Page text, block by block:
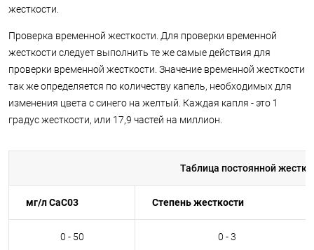
жесткости.
Проверка временной жесткости. Для проверки временной
жесткости следует выполнить те же самые действия для
проверки временной жесткости. Значение временной жесткости
так же определяется по количеству капель, необходимых для
изменения цвета с синего на желтый. Каждая капля - это 1
градус жесткости, или 17,9 частей на миллион.
Таблица постоянной
мг/л CaC03 Степень жесткости
0 - 50 0 - 3